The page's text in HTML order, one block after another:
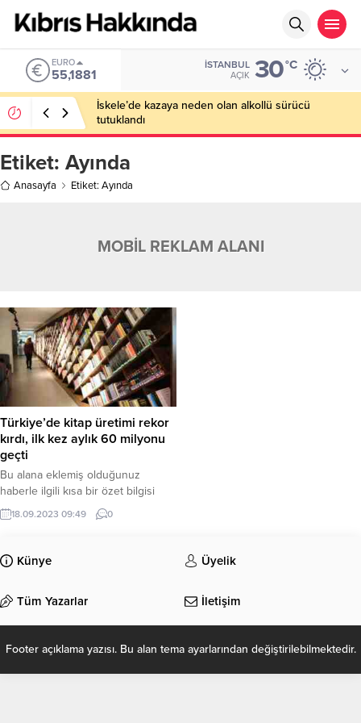
EURO
55,1881
İSTANBUL
AÇIK 30°C
İskele’de kazaya neden olan alkollü sürücü
tutuklandı
Etiket: Ayında
Anasayfa Etiket: Ayında
MOBİL REKLAM ALANI
Türkiye’de kitap üretimi rekor
kırdı, ilk kez aylık 60 milyonu
geçti
Bu alana eklemiş olduğunuz
haberle ilgili kısa bir özet bilgisi
ekleyebilirsiniz. Bu metin yazı
düzenleme sayfasında “Özet”
eklenmişse başlık altında kalın
olarak bu şekilde gösterilir,
18.09.2023 09:49 0
Künye Üyelik
Tüm Yazarlar İletişim
Footer açıklama yazısı. Bu alan tema ayarlarından değiştirilebilmektedir.